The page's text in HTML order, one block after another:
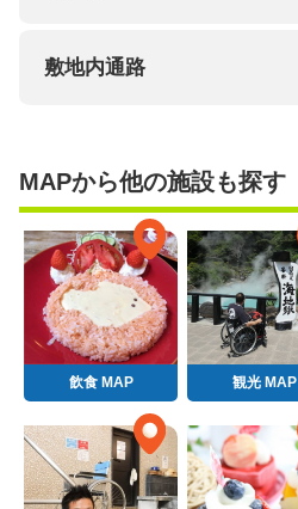
敷地内通路
MAPから他の施設も探す
飲食 MAP 観光 MAP